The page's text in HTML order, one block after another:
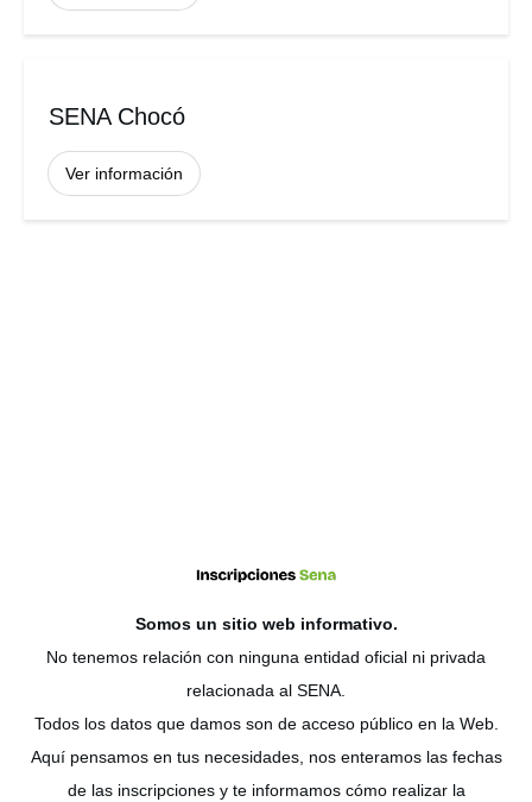
SENA Chocó
Ver información
Somos un sitio web informativo.
No tenemos relación con ninguna entidad oficial ni privada
relacionada al SENA.
Todos los datos que damos son de acceso público en la Web.
Aquí pensamos en tus necesidades, nos enteramos las fechas
de las inscripciones y te informamos cómo realizar la